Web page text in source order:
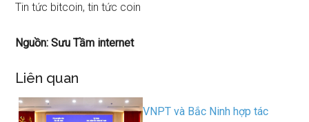
Tin tức bitcoin, tin tức coin
Nguồn: Sưu Tầm internet
Liên quan
VNPT và Bắc Ninh hợp tác